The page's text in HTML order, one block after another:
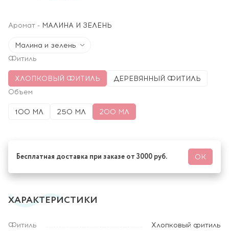
Аромат - МАЛИНА И ЗЕЛЕНЬ
Малина и зелень
Фитиль
ХЛОПКОВЫЙ ФИТИЛЬ
ДЕРЕВЯННЫЙ ФИТИЛЬ
Объем
100 МЛ 250 МЛ 200 МЛ
Бесплатная доставка при заказе от 3000 руб. ОК
ХАРАКТЕРИСТИКИ
Фитиль
Хлопковый фитиль